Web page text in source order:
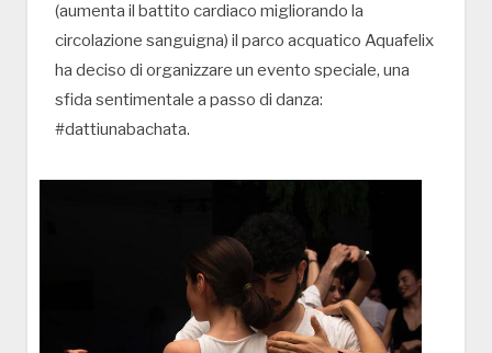
(aumenta il battito cardiaco migliorando la
circolazione sanguigna) il parco acquatico Aquafelix
ha deciso di organizzare un evento speciale, una
sfida sentimentale a passo di danza:
#dattiunabachata.